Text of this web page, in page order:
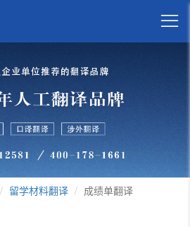

留学材料翻译 成绩单翻译